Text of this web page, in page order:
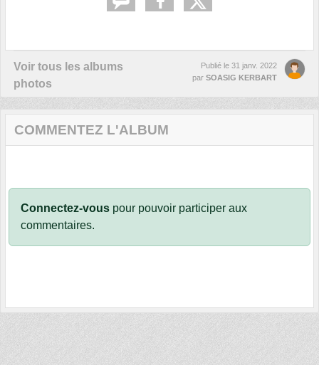
Voir tous les albums
photos
Publié le 31 janv. 2022
par SOASIG KERBART
COMMENTEZ L'ALBUM
Connectez-vous pour pouvoir participer aux
commentaires.